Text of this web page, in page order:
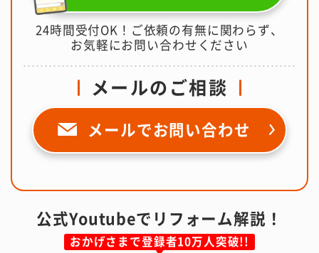
24時間受付OK！ご依頼の有無に関わらず、
お気軽にお問い合わせください
メールのご相談
メールでお問い合わせ
公式Youtubeでリフォーム解説！
おかげさまで登録者10万人突破!!